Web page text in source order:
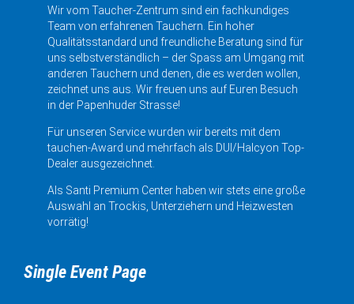
Wir vom Taucher-Zentrum sind ein fachkundiges
Team von erfahrenen Tauchern. Ein hoher
Qualitätsstandard und freundliche Beratung sind für
uns selbstverständlich – der Spass am Umgang mit
anderen Tauchern und denen, die es werden wollen,
zeichnet uns aus. Wir freuen uns auf Euren Besuch
in der Papenhuder Strasse!
Für unseren Service wurden wir bereits mit dem
tauchen-Award und mehrfach als DUI/Halcyon Top-
Dealer ausgezeichnet.
Als Santi Premium Center haben wir stets eine große
Auswahl an Trockis, Unterziehern und Heizwesten
vorrätig!
Single Event Page